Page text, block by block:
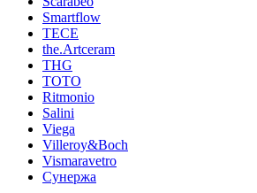
Smartflow
TECE
the.Artceram
THG
TOTO
Ritmonio
Salini
Viega
Villeroy&Boch
Vismaravetro
Сунержа